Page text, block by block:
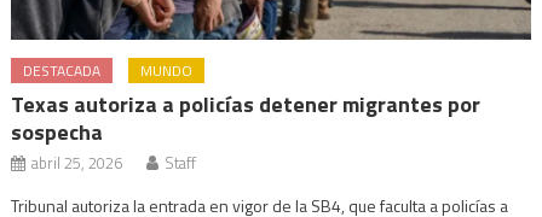
DESTACADA MUNDO
Texas autoriza a policías detener migrantes por
sospecha
abril 25, 2026 Staff
Tribunal autoriza la entrada en vigor de la SB4, que faculta a policías a